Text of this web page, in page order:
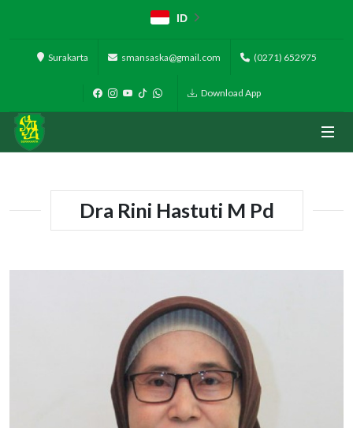
ID
Surakarta smansaska@gmail.com (0271) 652975
Download App
Dra Rini Hastuti M Pd